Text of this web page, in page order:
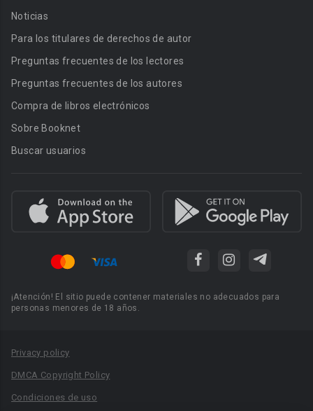
Noticias
Para los titulares de derechos de autor
Preguntas frecuentes de los lectores
Preguntas frecuentes de los autores
Compra de libros electrónicos
Sobre Booknet
Buscar usuarios
¡Atención! El sitio puede contener materiales no adecuados para
personas menores de 18 años.
Privacy policy
DMCA Copyright Policy
Condiciones de uso